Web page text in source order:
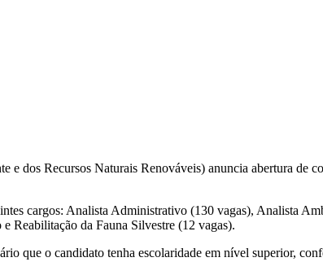
dos Recursos Naturais Renováveis) anuncia abertura de
cargos: Analista Administrativo (130 vagas), Analista
Reabilitação da Fauna Silvestre (12 vagas).
que o candidato tenha escolaridade em nível superior,